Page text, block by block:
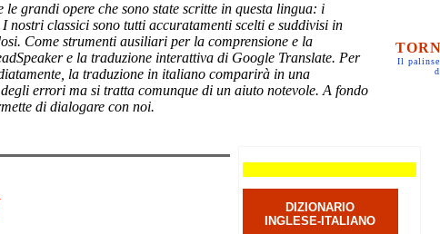
grandi opere che sono state scritte in questa lingua: i
nostri classici sono tutti accuratamenti scelti e suddivisi in
Come strumenti ausiliari per la comprensione e la
e la traduzione interattiva di Google Translate. Per
la traduzione in italiano comparirà in una
errori ma si tratta comunque di un aiuto notevole. A fondo
di dialogare con noi.
Il
DIZIONARIO
INGLESE-ITALIANO